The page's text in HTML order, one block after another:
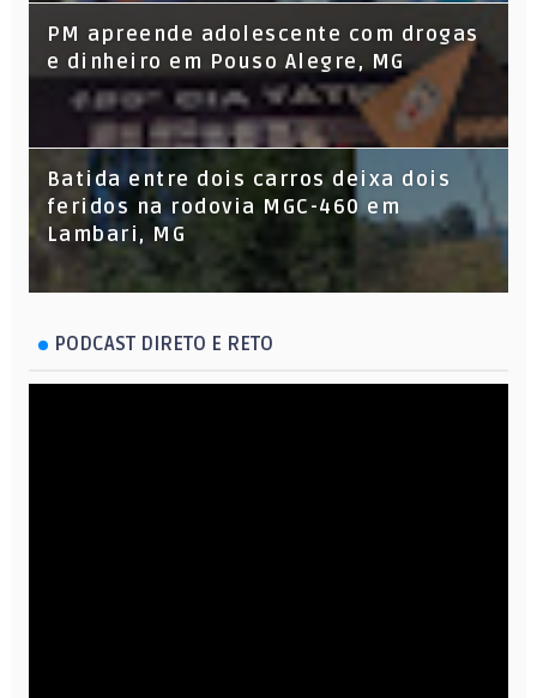
PM apreende adolescente com drogas
e dinheiro em Pouso Alegre, MG
Batida entre dois carros deixa dois
feridos na rodovia MGC-460 em
Lambari, MG
PODCAST DIRETO E RETO